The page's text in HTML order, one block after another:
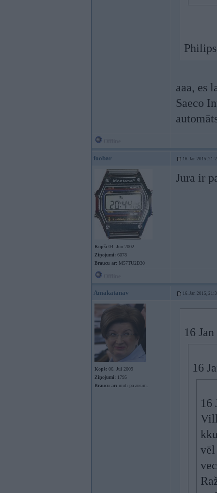
aaa, es
Saeco
foobar 16. Jan 2015,
Kopš: 04. Jun 2002
Ziņojumi: 6078
Braucu ar: M57TU2D30
Jura ir
Amakatanav 16. Jan 2015,
Kopš: 06. Jul 2009
Ziņojumi: 1795
Braucu ar: muti pa ausīm.
16
16
16
vēl